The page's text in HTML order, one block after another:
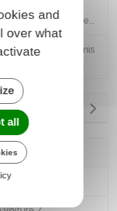
relevé
sécurisée...
concernant le permis
de phare ?
and
over what
all